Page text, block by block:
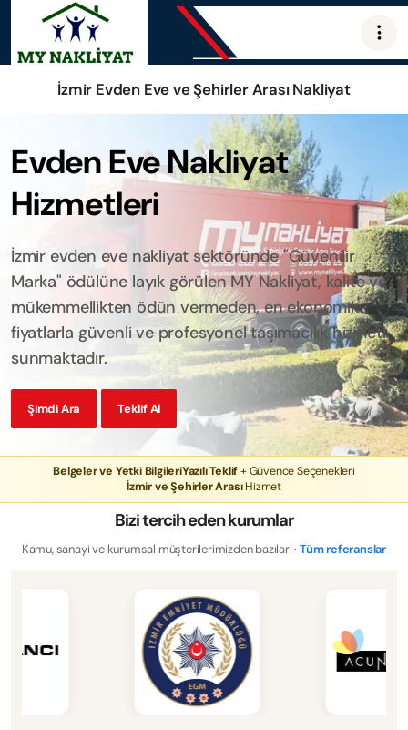
İzmir Evden Eve ve Şehirler Arası Nakliyat
Evden Eve Nakliyat
Hizmetleri
İzmir evden eve nakliyat sektöründe "Güvenilir
Marka" ödülüne layık görülen MY Nakliyat, kalite ve
mükemmellikten ödün vermeden, en ekonomik
fiyatlarla güvenli ve profesyonel taşımacılık hizmeti
sunmaktadır.
Şimdi Ara Teklif Al
Belgeler ve Yetki BilgileriYazılı Teklif+ Güvence Seçenekleri
İzmir ve Şehirler ArasıHizmet
Bizi tercih eden kurumlar
Kamu, sanayi ve kurumsal müşterilerimizden bazıları ·Tüm referanslar